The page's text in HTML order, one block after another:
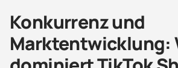
Konkurrenz und
Marktentwicklung: